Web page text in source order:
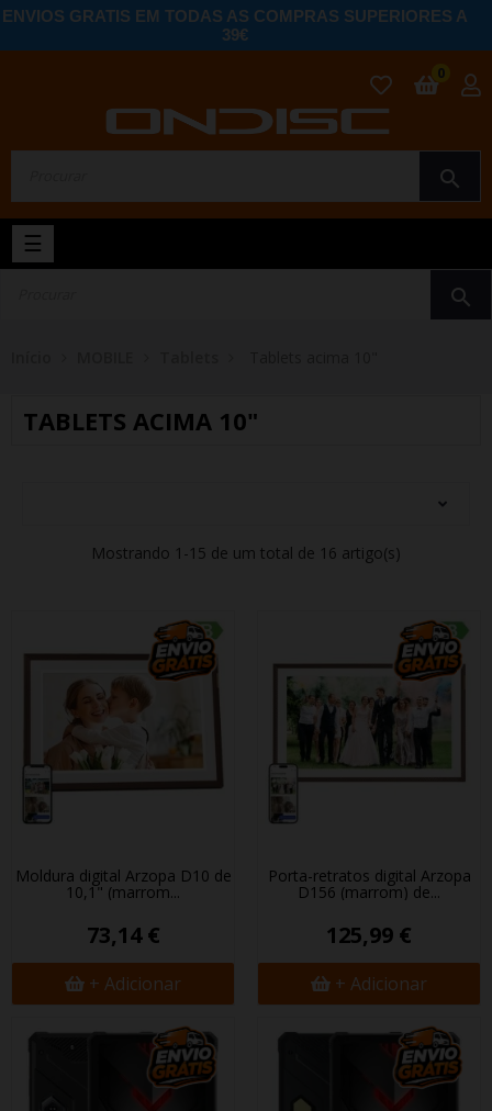
ENVIOS GRATIS EM TODAS AS COMPRAS SUPERIORES A
39€
search
0
Toggle
navigation
☰
search
TABLETS ACIMA 10"
Mostrando 1-15 de um total de 16 artigo(s)
Moldura digital Arzopa D10 de
10,1" (marrom...
73,14 €
+ Adicionar
Porta-retratos digital Arzopa
D156 (marrom) de...
125,99 €
+ Adicionar